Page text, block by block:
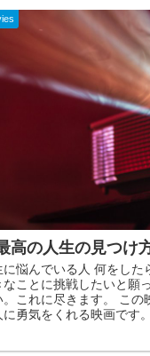
高の人生の見つけ
に悩んでいる人 何をした
なことに挑戦したいと願
。これに尽きます。 この
に勇気をくれる映画です。